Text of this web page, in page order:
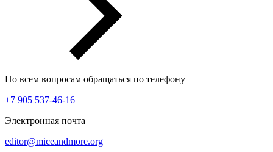
По всем вопросам обращаться по телефону
+7 905 537-46-16
Электронная почта
editor@miceandmore.org